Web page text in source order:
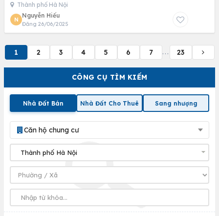
CÔNG CỤ TÌM KIẾM
Nhà Đất Bán Nhà Đất Cho Thuê Sang nhượng
Căn hộ chung cư
Thành phố Hà Nội
N
Nguyễn Hiếu
Đăng 26/06/2025
1 2 3 4 5 6 7 ... 23